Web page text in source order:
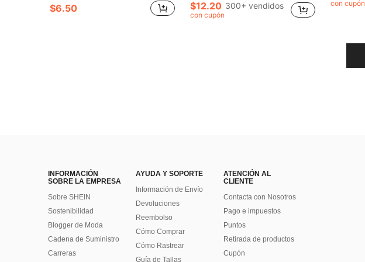
$6.50
(100+)
(100+)
#6 Más vendidos
en Caqui Pantalones para niños preadolescentes
$12.20 300+ vendidos
con cupón
con cupón
INFORMACIÓN
SOBRE LA EMPRESA
Sobre SHEIN
Sostenibilidad
Blogger de Moda
Cadena de Suministro
Carreras
AYUDA Y SOPORTE
Información de Envío
Devoluciones
Reembolso
Cómo Comprar
Cómo Rastrear
Guía de Tallas
ATENCIÓN AL
CLIENTE
Contacta con Nosotros
Pago e impuestos
Puntos
Retirada de productos
Cupón